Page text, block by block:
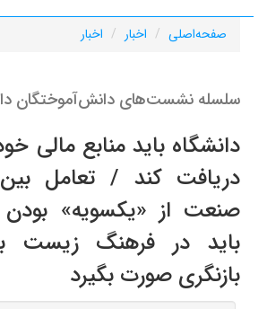
صفحه‌اصلی اخبار اخبار
سلسله نشست‌های دانش‌آموختگان
دانشگاه باید منابع مالی
دریافت کند / تعامل
صنعت از «یکسویه»
باید در فرهنگ زیست
بازنگری صورت بگیرد